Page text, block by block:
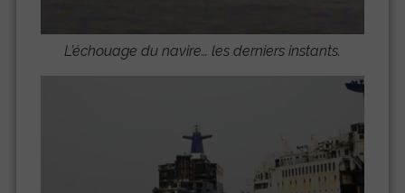
L’échouage du navire… les derniers instants.